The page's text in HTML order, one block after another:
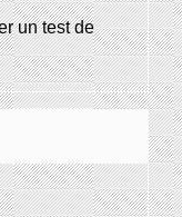
un test de